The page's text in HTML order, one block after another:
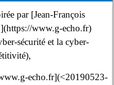
par [Jean-François
www.g-echo.fr)
sécurité et la cyber-
echo.fr](<20190523-